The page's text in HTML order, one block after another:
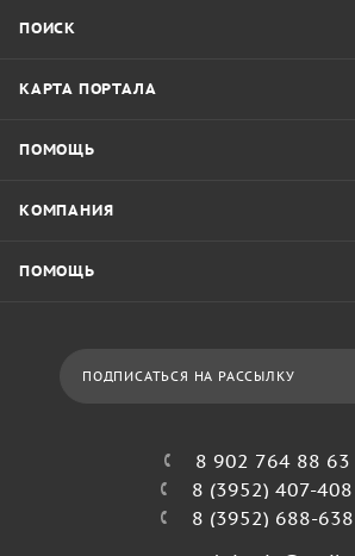
ПОИСК
КАРТА ПОРТАЛА
ПОМОЩЬ
КОМПАНИЯ
ПОМОЩЬ
ПОДПИСАТЬСЯ НА РАССЫЛКУ
8 902 764 88 63
8 (3952) 407-408
8 (3952) 688-638